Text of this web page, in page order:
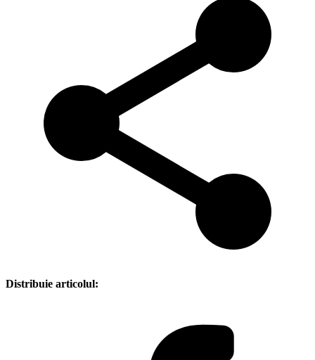
Distribuie articolul: